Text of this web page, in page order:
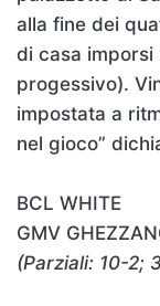
alla fine dei
di casa
progessivo).
impostata a
nel gioco”
BCL
GMV
(Parziali: 10-2;